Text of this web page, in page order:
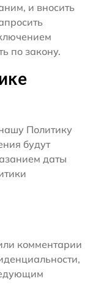
и вносить
по закону.
Политику
будут
даты
комментарии